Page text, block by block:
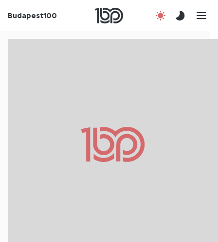
Budapest100 Rólunk
Korábbi évek